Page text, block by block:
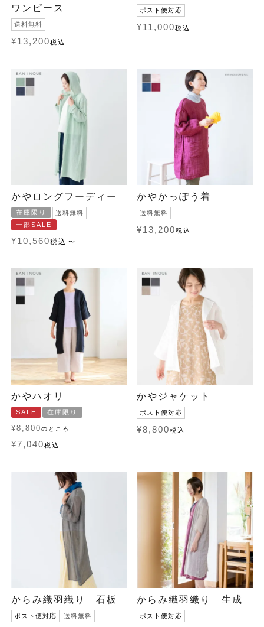
ワンピース
送料無料
¥13,200税込
ポスト便対応
¥11,000税込
かやロングフーディー
在庫限り
送料無料
一部SALE
¥10,560税込 〜
かやかっぽう着
送料無料
¥13,200税込
かやハオリ
SALE 在庫限り
¥8,800のところ
¥7,040税込
かやジャケット
ポスト便対応
¥8,800税込
からみ織羽織り 石板
ポスト便対応 送料無料
からみ織羽織り 生成
ポスト便対応